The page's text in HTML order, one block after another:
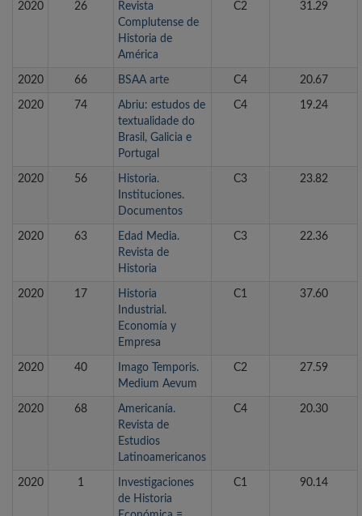
2020 26
Revista
Complutense de
Historia de
América
C2 31.29
2020 66 BSAA arte C4 20.67
2020 74
Abriu: estudos de
textualidade do
Brasil, Galicia e
Portugal
C4 19.24
2020 56
Historia.
Instituciones.
Documentos
C3 23.82
2020 63
Edad Media.
Revista de
Historia
C3 22.36
2020 17
Historia
Industrial.
Economía y
Empresa
C1 37.60
2020 40
Imago Temporis.
Medium Aevum
C2 27.59
2020 68
Americanía.
Revista de
Estudios
Latinoamericanos
C4 20.30
2020 1
Investigaciones
de Historia
C1 90.14